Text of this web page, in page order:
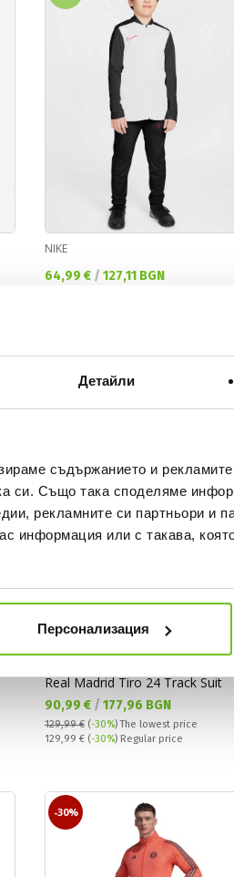
Детайли
съдържанието и
си. Също така споделяме
рекламните си партньори и
информация или с такава,
Персонализация
NIKE
Текуща цена:
64,99 € / 127,11 BGN
ADIDAS
Real Madrid Tiro 24 Track Suit
Текуща цена:
90,99 € / 177,96 BGN
129,99 € (-30%)The lowest price
Regular price:
129,99 € (-30%) Regular price
-30%